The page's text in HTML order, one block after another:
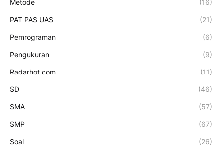
Metode (16)
PAT PAS UAS (21)
Pemrograman (6)
Pengukuran (9)
Radarhot com (11)
SD (46)
SMA (57)
SMP (67)
Soal (26)